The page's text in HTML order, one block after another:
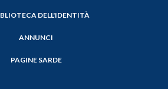
DELL'IDENTITÀ
ANNUNCI
PAGINE SARDE